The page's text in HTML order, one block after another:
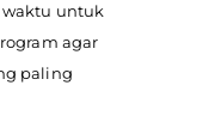
untuk
agar
paling